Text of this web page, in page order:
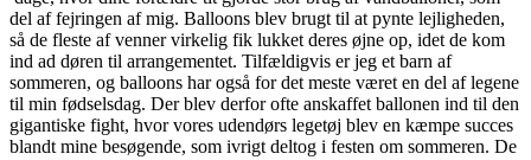
del af fejringen af mig. Balloons blev brugt til at pynte lejligheden,
så de fleste af venner virkelig fik lukket deres øjne op, idet de kom
ind ad døren til arrangementet. Tilfældigvis er jeg et barn af
sommeren, og balloons har også for det meste været en del af legene
til min fødselsdag. Der blev derfor ofte anskaffet ballonen ind til den
gigantiske fight, hvor vores udendørs legetøj blev en kæmpe succes
blandt mine besøgende, som ivrigt deltog i festen om sommeren. De